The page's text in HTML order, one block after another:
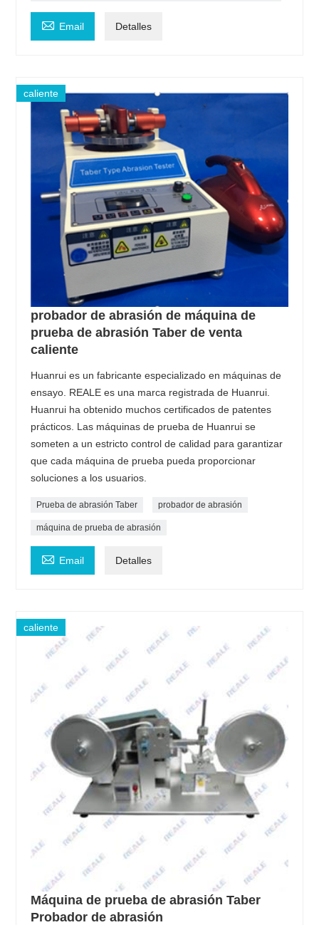
 Email Detalles
caliente
probador de abrasión de máquina de
prueba de abrasión Taber de venta
caliente
Huanrui es un fabricante especializado en máquinas de
ensayo. REALE es una marca registrada de Huanrui.
Huanrui ha obtenido muchos certificados de patentes
prácticos. Las máquinas de prueba de Huanrui se
someten a un estricto control de calidad para garantizar
que cada máquina de prueba pueda proporcionar
soluciones a los usuarios.
Prueba de abrasión Taber probador de abrasión
máquina de prueba de abrasión
 Email Detalles
caliente
Máquina de prueba de abrasión Taber
Probador de abrasión